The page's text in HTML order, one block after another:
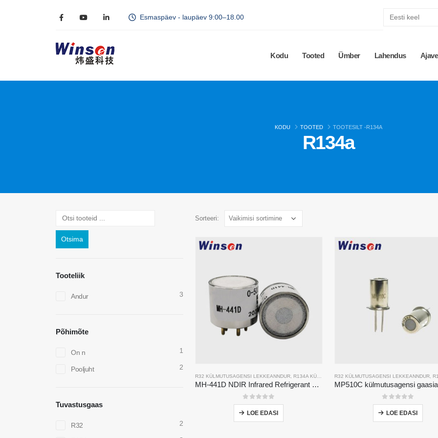
Esmaspäev - laupäev 9:00–18.00
Kodu Tooted Ümber Lahendus
KODU TOOTED TOOTESILT -R134A
R134a
Sorteeri:
R32 KÜLMUTUSAGENSI LEKKEANNDUR R134A KÜLMUTUSAGENSI LEKKEANNDUR ,R410A
MH-441D NDIR Infrared Refrigerant Sensor | High Sensitivity | HVAC & Industrial Safety | Long Lifespan
0viiest
LOE EDASI
R32 KÜLMUTUSAGENSI LEKKEANNDUR, R134A
0viiest
LOE EDASI
Otsima
Tooteliik
Andur 3
Põhimõte
On n 1
Pooljuht 2
Tuvastusgaas
R32 2